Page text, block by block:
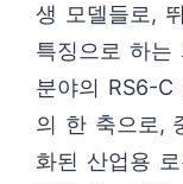
생 모델들로,
특징으로 하는
분야의 RS6-C
의 한 축으로,
화된 산업용